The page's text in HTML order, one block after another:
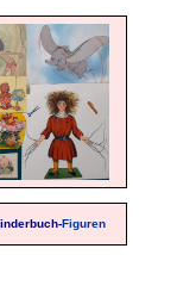
Figuren